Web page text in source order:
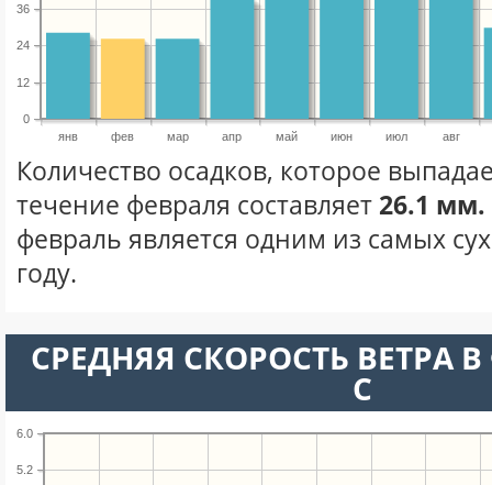
янв фев мар апр май июн июл авг
0
12
24
36
Количество осадков, которое
течение февраля составляет 26.1 мм.
февраль является одним из самых
году.
СРЕДНЯЯ СКОРОСТЬ ВЕТРА
С
5.2
6.0